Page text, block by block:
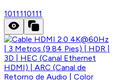
1011110111